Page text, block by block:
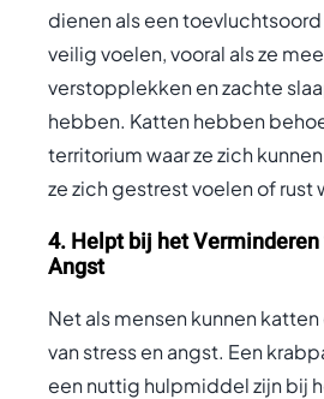
dienen als een
veilig voelen, vooral als ze
verstopplekken en zachte
hebben. Katten hebben
territorium waar ze zich
ze zich gestrest voelen of rust
4. Helpt bij het
Angst
Net als mensen kunnen
van stress en angst. Een
een nuttig hulpmiddel zijn bij